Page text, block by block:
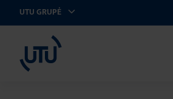
UTU GRUPĖ
UTU Lithuania